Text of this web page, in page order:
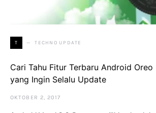
T TECHNO UPDATE
Cari Tahu Fitur Terbaru Android Oreo
yang Ingin Selalu Update
OKTOBER 2, 2017